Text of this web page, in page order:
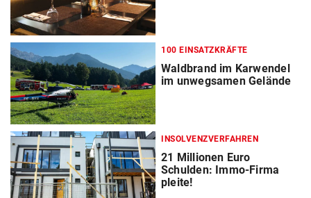
100 EINSATZKRÄFTE
Waldbrand im Karwendel
im unwegsamen Gelände
INSOLVENZVERFAHREN
21 Millionen Euro
Schulden: Immo-Firma
pleite!